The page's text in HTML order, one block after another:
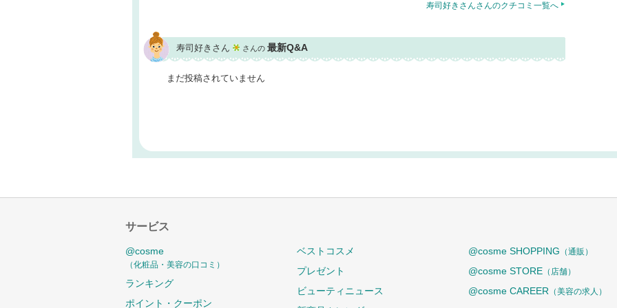
寿司好きさんさんのクチコミ一覧へ
寿司好きさん さんの 最新Q&A
まだ投稿されていません
サービス
@cosme
（化粧品・美容の口コミ）
ランキング
ポイント・クーポン
ベストコスメ
プレゼント
ビューティニュース
@cosme SHOPPING （通販）
@cosme STORE （店舗）
@cosme CAREER （美容の求人）